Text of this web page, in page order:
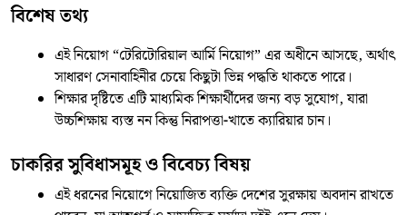
বিশেষ তথ্য
এই নিয়োগ “টেরিটোরিয়াল আর্মি নিয়োগ” এর অধীনে আসছে, অর্থাৎ
সাধারণ সেনাবাহিনীর চেয়ে কিছুটা ভিন্ন পদ্ধতি থাকতে পারে।
শিক্ষার দৃষ্টিতে এটি মাধ্যমিক শিক্ষার্থীদের জন্য বড় সুযোগ, যারা
উচ্চশিক্ষায় ব্যস্ত নন কিন্তু নিরাপত্তা-খাতে ক্যারিয়ার চান।
চাকরির সুবিধাসমূহ ও বিবেচ্য বিষয়
এই ধরনের নিয়োগে নিয়োজিত ব্যক্তি দেশের সুরক্ষায় অবদান রাখতে